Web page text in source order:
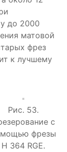
до 2000
матовой
фрез
к лучшему
Рис. 53.
с
фрезы
H 364 RGE.